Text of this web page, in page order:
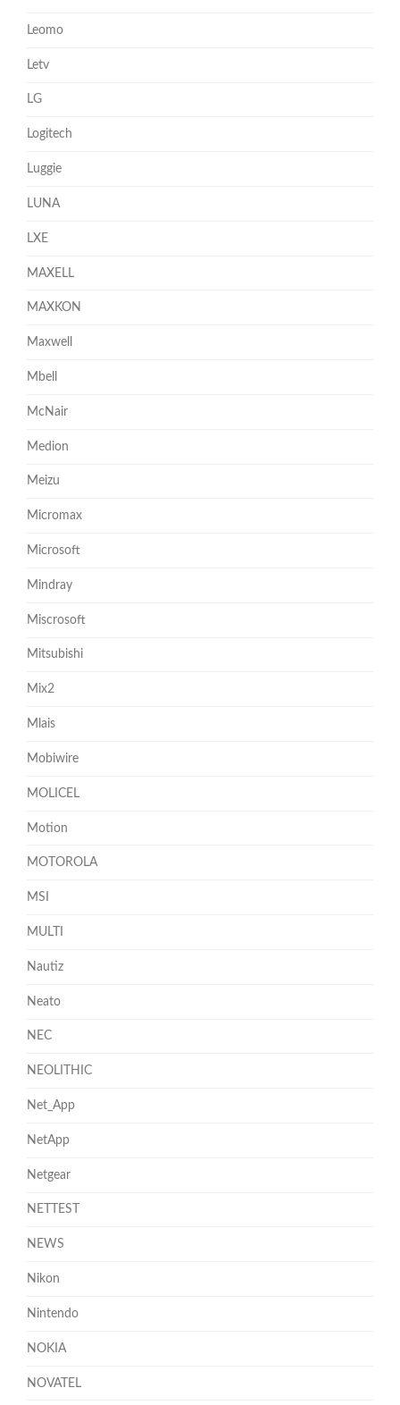
Leomo
Letv
LG
Logitech
Luggie
LUNA
LXE
MAXELL
MAXKON
Maxwell
Mbell
McNair
Medion
Meizu
Micromax
Microsoft
Mindray
Miscrosoft
Mitsubishi
Mix2
Mlais
Mobiwire
MOLICEL
Motion
MOTOROLA
MSI
MULTI
Nautiz
Neato
NEC
NEOLITHIC
Net_App
NetApp
Netgear
NETTEST
NEWS
Nikon
Nintendo
NOKIA
NOVATEL